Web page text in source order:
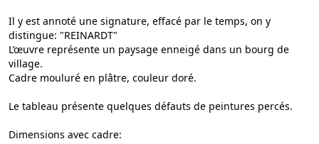
Il y est annoté une signature, effacé par le temps, on y
distingue: "REINARDT"
L’œuvre représente un paysage enneigé dans un bourg de
village.
Cadre mouluré en plâtre, couleur doré.
Le tableau présente quelques défauts de peintures percés.
Dimensions avec cadre: